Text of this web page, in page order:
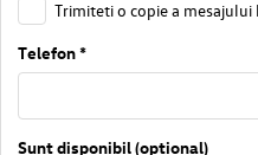
Trimiteti o copie a mesajului
Telefon *
Sunt disponibil (optional)